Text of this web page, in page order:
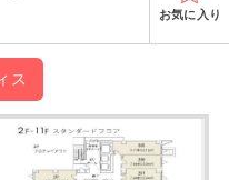
お気に入り
ス